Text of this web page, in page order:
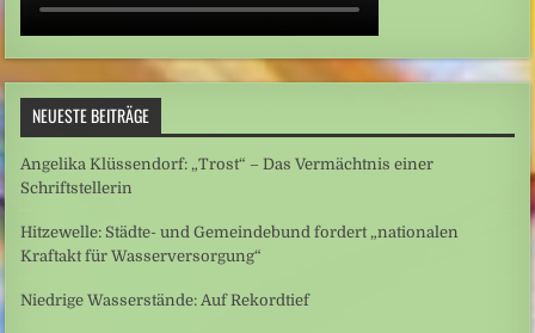
NEUESTE BEITRÄGE
Angelika Klüssendorf: „Trost“ – Das Vermächtnis einer
Schriftstellerin
Hitzewelle: Städte- und Gemeindebund fordert „nationalen
Kraftakt für Wasserversorgung“
Niedrige Wasserstände: Auf Rekordtief